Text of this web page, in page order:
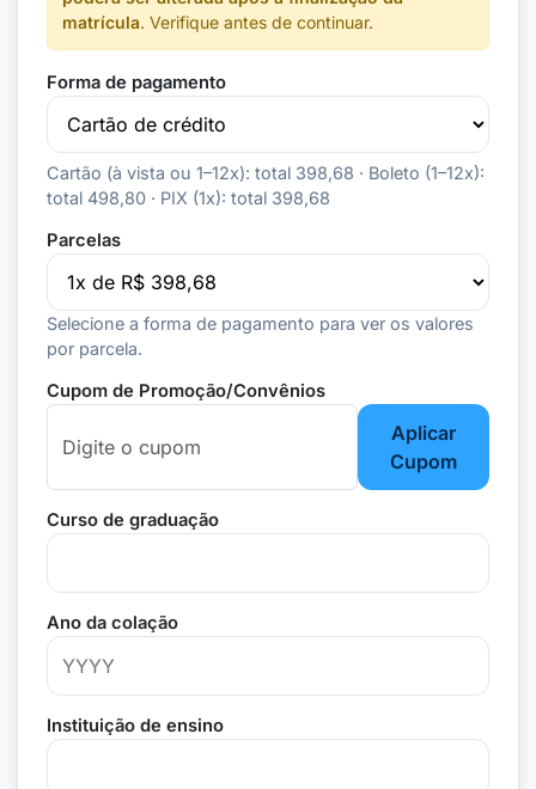
matrícula. Verifique antes de continuar.
Forma de pagamento
Cartão (à vista ou 1–12x): total 398,68 · Boleto (1–12x):
total 498,80 · PIX (1x): total 398,68
Parcelas
Selecione a forma de pagamento para ver os valores
por parcela.
Cupom de Promoção/Convênios
Aplicar
Cupom
Curso de graduação
Ano da colação
Instituição de ensino